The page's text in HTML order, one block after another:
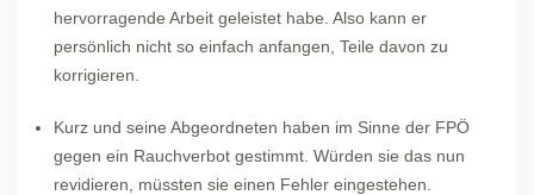
hervorragende Arbeit geleistet habe. Also kann er
persönlich nicht so einfach anfangen, Teile davon zu
korrigieren.
Kurz und seine Abgeordneten haben im Sinne der FPÖ
gegen ein Rauchverbot gestimmt. Würden sie das nun
revidieren, müssten sie einen Fehler eingestehen.